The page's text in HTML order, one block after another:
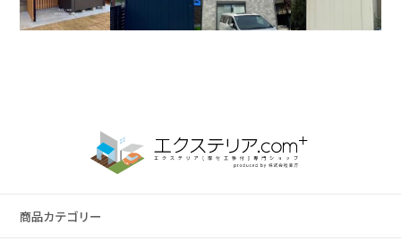
商品カテゴリー